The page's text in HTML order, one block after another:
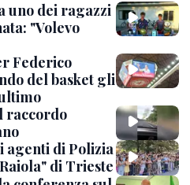
uno dei ragazzi
"Volevo
Federico
del basket gli
raccordo
agenti di Polizia
di Trieste